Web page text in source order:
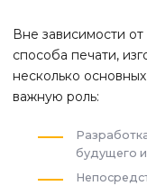
Вне зависимости
способа печати,
несколько
важную роль:
будущего